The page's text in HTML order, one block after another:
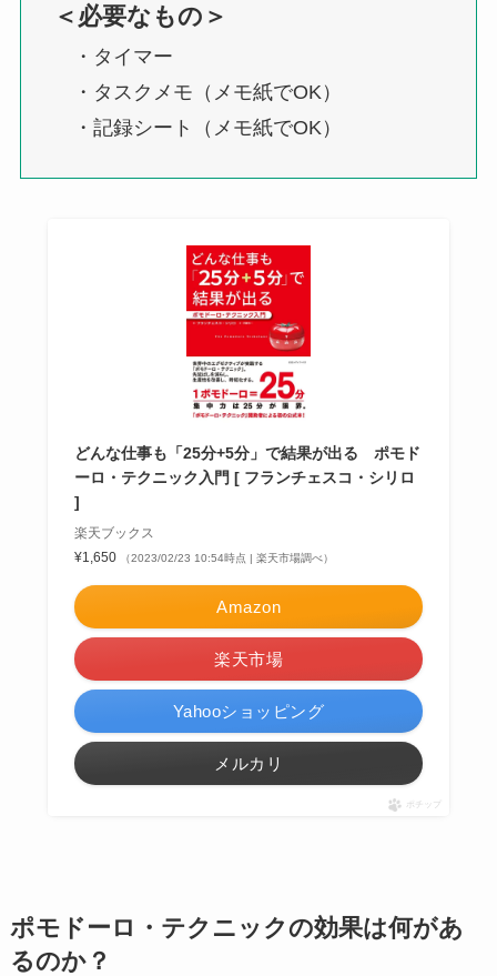
＜必要なもの＞
・タイマー
・タスクメモ（メモ紙でOK）
・記録シート（メモ紙でOK）
どんな仕事も「25分+5分」で結果が出る ポモド
ーロ・テクニック入門 [ フランチェスコ・シリロ
]
楽天ブックス
¥1,650
（2023/02/23 10:54時点 | 楽天市場調べ）
Amazon
楽天市場
Yahooショッピング
メルカリ
ポチップ
ポモドーロ・テクニックの効果は何があ
るのか？